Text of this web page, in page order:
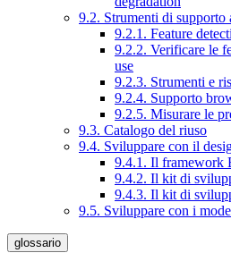
9.2. Strumenti di
9.2.1. Feature
9.2.2. Verificare le
use
9.2.3. Strumenti e
9.2.4. Supporto
9.2.5. Misurare le
9.3. Catalogo del riuso
9.4. Sviluppare con il
9.4.1. Il framework
9.4.2. Il kit di
9.4.3. Il kit di
9.5. Sviluppare con i
glossario